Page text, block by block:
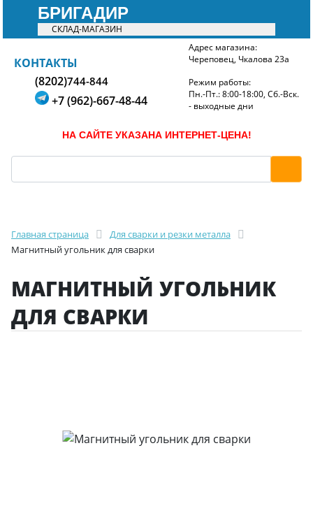
БРИГАДИР
СКЛАД-МАГАЗИН
БРИГАДИР
КОНТАКТЫ
(8202)744-844
+7 (962)-667-48-44
Адрес магазина:
Череповец, Чкалова 23а
Режим работы:
Пн.-Пт.: 8:00-18:00, Сб.-Вск.
- выходные дни
НА САЙТЕ УКАЗАНА ИНТЕРНЕТ-ЦЕНА!
Главная страница
Для сварки и резки металла
Магнитный угольник для сварки
МАГНИТНЫЙ УГОЛЬНИК
ДЛЯ СВАРКИ